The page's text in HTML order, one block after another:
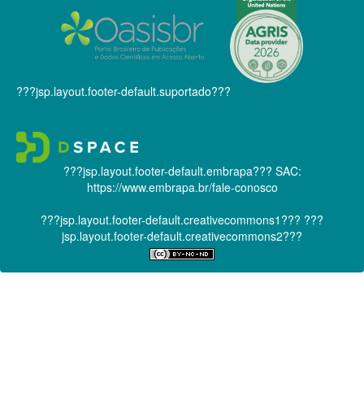
???jsp.layout.footer-default.suportado???
???jsp.layout.footer-default.embrapa??? SAC:
https://www.embrapa.br/fale-conosco
???jsp.layout.footer-default.creativecommons1??? ???
jsp.layout.footer-default.creativecommons2???